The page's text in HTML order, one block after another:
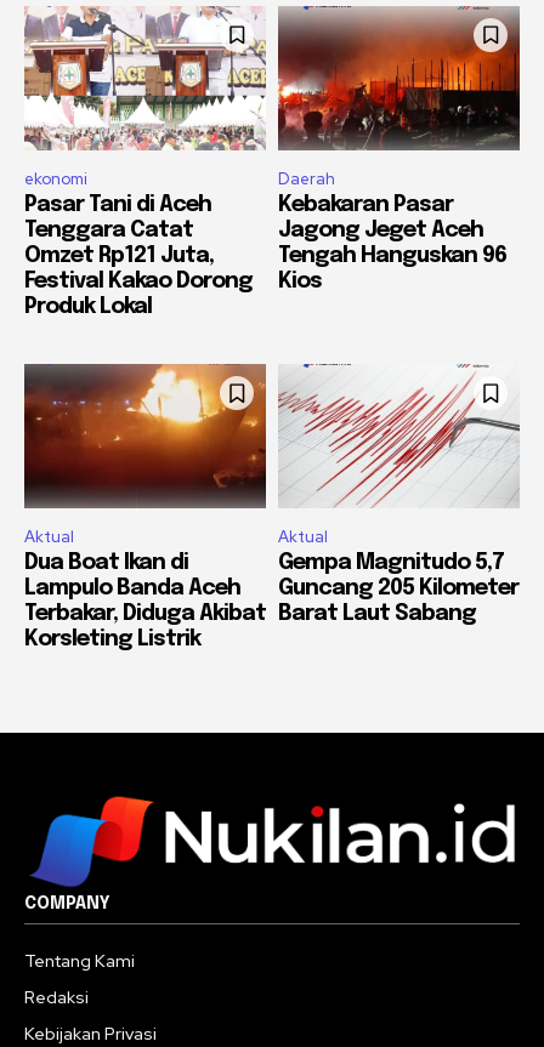
ekonomi
Pasar Tani di Aceh
Tenggara Catat
Omzet Rp121 Juta,
Festival Kakao Dorong
Produk Lokal
Daerah
Kebakaran Pasar
Jagong Jeget Aceh
Tengah Hanguskan 96
Kios
Aktual
Dua Boat Ikan di
Lampulo Banda Aceh
Terbakar, Diduga Akibat
Korsleting Listrik
Aktual
Gempa Magnitudo 5,7
Guncang 205 Kilometer
Barat Laut Sabang
COMPANY
Tentang Kami
Redaksi
Kebijakan Privasi